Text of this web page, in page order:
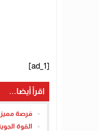
[ad_1]
اقرأ أيضا...
فرصة مميزة.. نيسان كيكس
القوة